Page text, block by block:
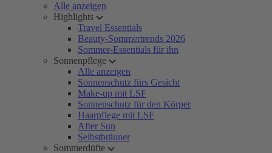
Alle anzeigen
Highlights
Travel Essentials
Beauty-Sommertrends 2026
Sommer-Essentials für ihn
Sonnenpflege
Alle anzeigen
Sonnenschutz fürs Gesicht
Make-up mit LSF
Sonnenschutz für den Körper
Haarpflege mit LSF
After Sun
Selbstbräuner
Sommerdüfte